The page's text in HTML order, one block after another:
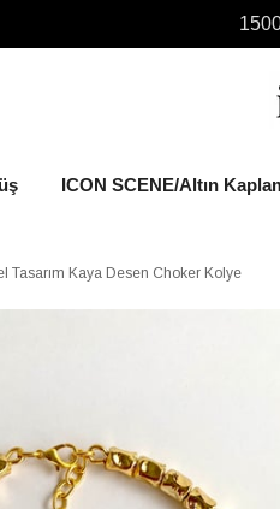
ICON SCENE/Altın
Tasarım Kaya Desen Choker Kolye